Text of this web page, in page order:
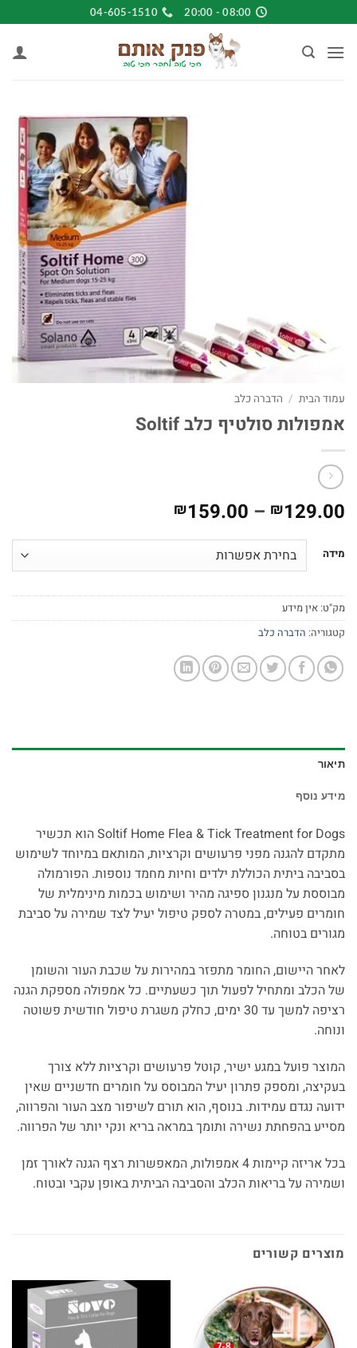
to
content
08:00 - 20:00
04-605-1510
עמוד הבית / הדברה כלב
אמפולות סולטיף כלב Soltif
₪129.00
–
₪159.00
עד
מידה
מק"ט: אין מידע
קטגוריה: הדברה כלב
תיאור
מידע נוסף
Soltif Home Flea & Tick Treatment for Dogs הוא תכשיר
מתקדם להגנה מפני פרעושים וקרציות, המותאם במיוחד לשימוש
בסביבה ביתית הכוללת ילדים וחיות מחמד נוספות. הפורמולה
מבוססת על מנגנון ספיגה מהיר ושימוש בכמות מינימלית של
חומרים פעילים, במטרה לספק טיפול יעיל לצד שמירה על סביבת
מגורים בטוחה.
לאחר היישום, החומר מתפזר במהירות על שכבת העור והשומן
של הכלב ומתחיל לפעול תוך כשעתיים. כל אמפולה מספקת הגנה
רציפה למשך עד 30 ימים, כחלק משגרת טיפול חודשית פשוטה
ונוחה.
המוצר פועל במגע ישיר, קוטל פרעושים וקרציות ללא צורך
בעקיצה, ומספק פתרון יעיל המבוסס על חומרים חדשניים שאין
ידועה נגדם עמידות. בנוסף, הוא תורם לשיפור מצב העור והפרווה,
מסייע בהפחתת נשירה ותומך במראה בריא ונקי יותר של הפרווה.
בכל אריזה קיימות 4 אמפולות, המאפשרות רצף הגנה לאורך זמן
ושמירה על בריאות הכלב והסביבה הביתית באופן עקבי ובטוח.
מוצרים קשורים